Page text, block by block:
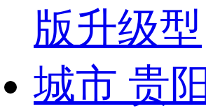
版升级型
城市 贵阳